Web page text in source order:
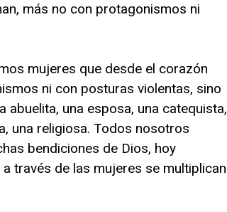
más no con protagonismos ni
mujeres que desde el corazón
ni con posturas violentas, sino
abuelita, una esposa, una catequista,
una religiosa. Todos nosotros
bendiciones de Dios, hoy
través de las mujeres se multiplican